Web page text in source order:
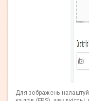
Для зображень